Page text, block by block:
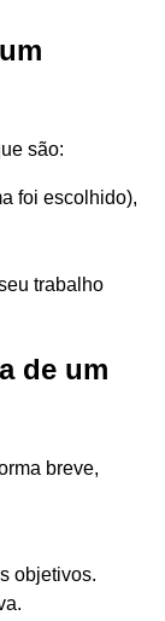
são:
foi escolhido),
trabalho
de um
breve,
objetivos.